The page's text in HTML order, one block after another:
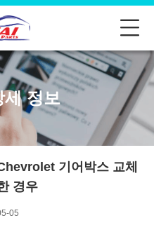
세 정보
기어박스 교체
경우
05